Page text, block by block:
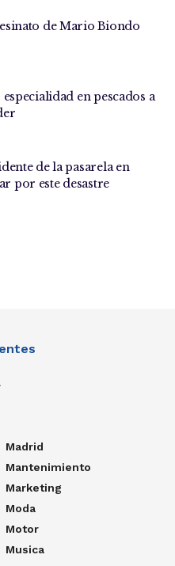
de Mario Biondo
en pescados a
de la pasarela en
por este desastre
Madrid
Mantenimiento
Marketing
Moda
Motor
Musica